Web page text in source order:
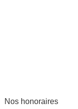
Nos honoraires